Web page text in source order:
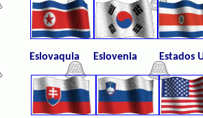
Eslovaquia Eslovenia Es